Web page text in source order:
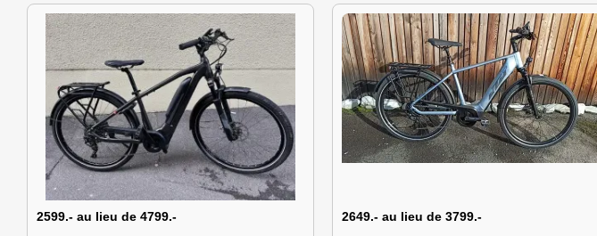
2599.- au lieu de 4799.-
2649.- au lieu de 3799.-